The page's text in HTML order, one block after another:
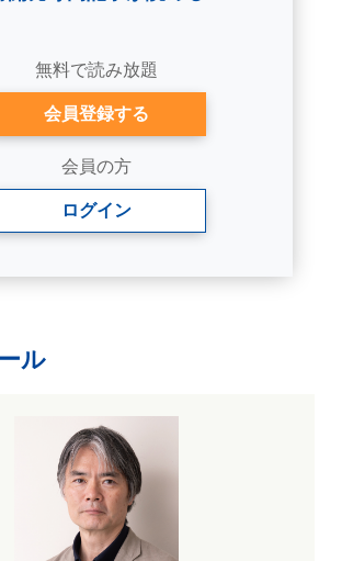
無料で読み放題
会員登録する
会員の方
ログイン
ル